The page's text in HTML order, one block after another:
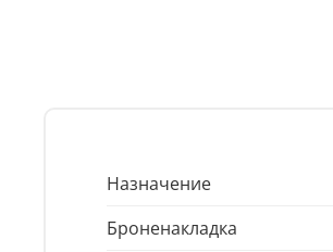
Назначение
Броненакладка